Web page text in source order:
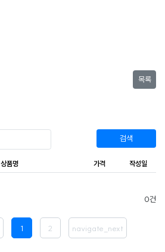
목록
검색
상품명 가격 작성일
1 2 navigate_next
0